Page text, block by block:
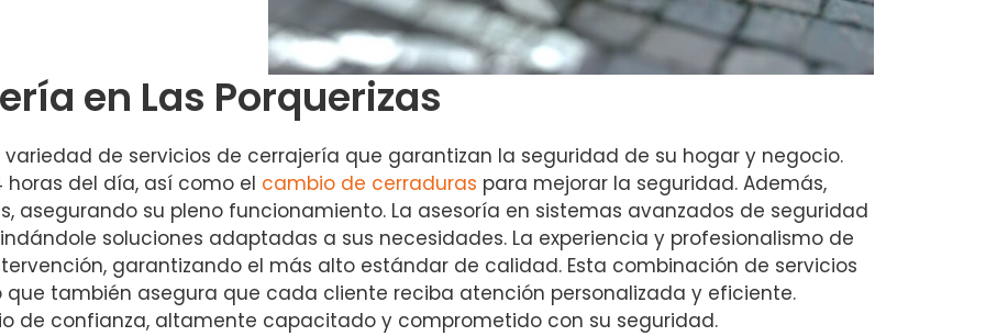
en Las Porquerizas
de servicios de cerrajería que garantizan la seguridad de su hogar y negocio.
del día, así como el cambio de cerraduras para mejorar la seguridad. Además,
asegurando su pleno funcionamiento. La asesoría en sistemas avanzados de seguridad
soluciones adaptadas a sus necesidades. La experiencia y profesionalismo de
garantizando el más alto estándar de calidad. Esta combinación de servicios
que también asegura que cada cliente reciba atención personalizada y eficiente.
de confianza, altamente capacitado y comprometido con su seguridad.